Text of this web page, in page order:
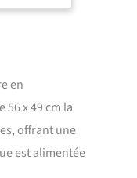
en
x 49 cm la
offrant une
est alimentée